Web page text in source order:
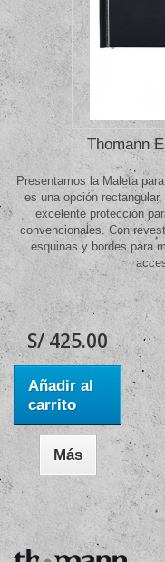
Thomann
Presentamos la Maleta
es una opción
excelente protección
convencionales. Con
esquinas y bordes para
S/ 425.00
Añadir al
carrito
Más